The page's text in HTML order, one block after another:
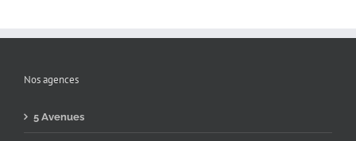
Nos agences
5 Avenues